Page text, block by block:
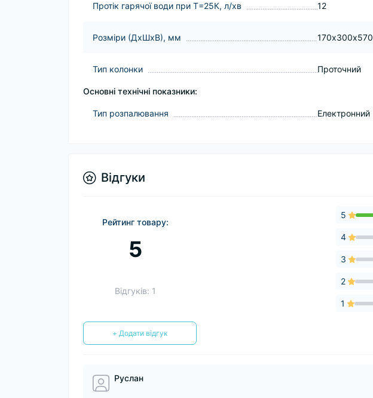
Протік гарячої води при Т=25К, л/хв 12
Розміри (ДхШхВ), мм 170х300х570
Тип колонки Проточний
Основні технічні показники:
Тип розпалювання Електронний
Відгуки
Рейтинг товару:
5
Відгуків: 1
5
4
3
2
1
+ Додати відгук
Руслан